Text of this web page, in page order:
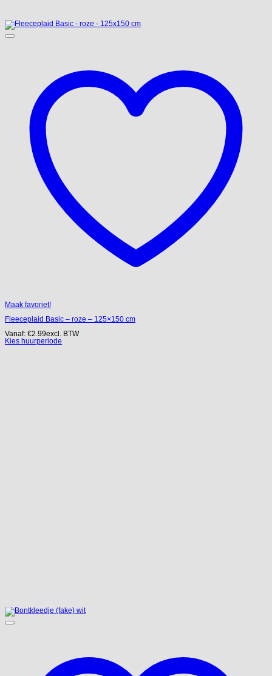
Maak favoriet!
Fleeceplaid Basic – roze – 125×150 cm
Vanaf: €2.99excl. BTW
Kies huurperiode